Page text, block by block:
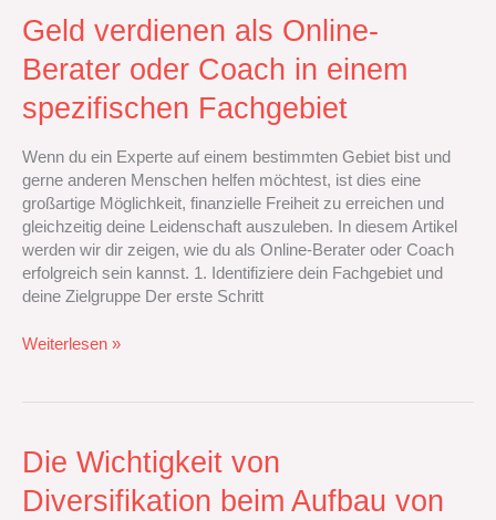
Geld verdienen als Online-
Berater oder Coach in einem
spezifischen Fachgebiet
Wenn du ein Experte auf einem bestimmten Gebiet bist und
gerne anderen Menschen helfen möchtest, ist dies eine
großartige Möglichkeit, finanzielle Freiheit zu erreichen und
gleichzeitig deine Leidenschaft auszuleben. In diesem Artikel
werden wir dir zeigen, wie du als Online-Berater oder Coach
erfolgreich sein kannst. 1. Identifiziere dein Fachgebiet und
deine Zielgruppe Der erste Schritt
Geld
verdienen
als
Berater
Coach
in
einem
spezifischen
Fachgebiet
Weiterlesen »
Die Wichtigkeit von
Diversifikation beim Aufbau von
Die
Wichtigkeit
von